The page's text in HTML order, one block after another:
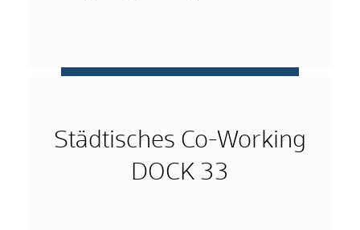
Städtisches Co-Working
DOCK 33